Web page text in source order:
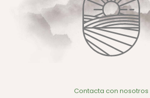
Contacta con nosotros